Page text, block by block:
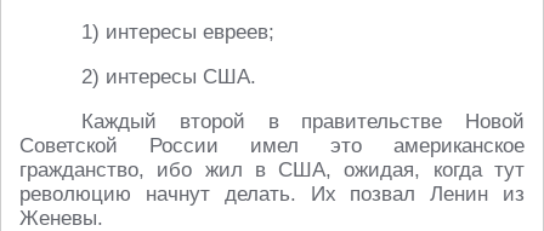
1) интересы евреев;
2) интересы США.
Каждый второй в правительстве Новой
Советской России имел это американское
гражданство, ибо жил в США, ожидая, когда тут
революцию начнут делать. Их позвал Ленин из
Женевы.